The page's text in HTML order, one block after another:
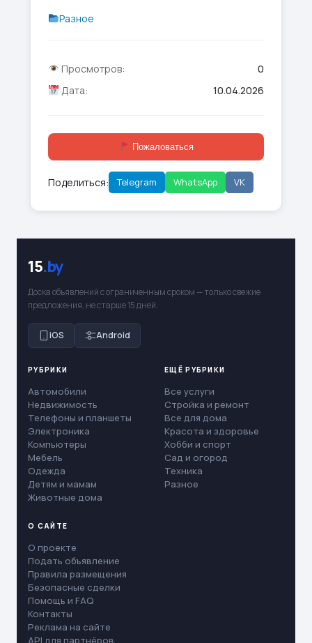
Разное
Просмотров:
0
Дата:
10.04.2026
Пожаловаться
Поделиться: Telegram WhatsApp VK
15.by
Доска объявлений с ограниченным сроком — только свежие
предложения, не старше 15 дней.
iOS Android
РУБРИКИ
Автомобили
Недвижимость
Телефоны и планшеты
Электроника
Компьютеры
Мебель
Одежда
Детям и мамам
Животные дома
ЕЩЁ РУБРИКИ
Все услуги
Стройка и ремонт
Все для дома
Красота и здоровье
Хобби и спорт
Сад и огород
Техника
Разное
О САЙТЕ
О проекте
Подать объявление
Правила размещения
Безопасные сделки
Помощь и FAQ
Контакты
Реклама на сайте
API для партнёров